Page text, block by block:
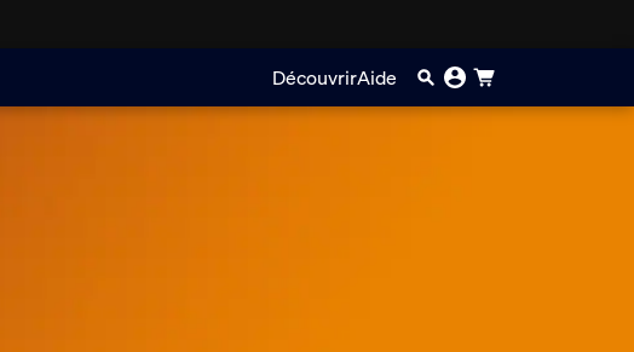
DécouvrirAide